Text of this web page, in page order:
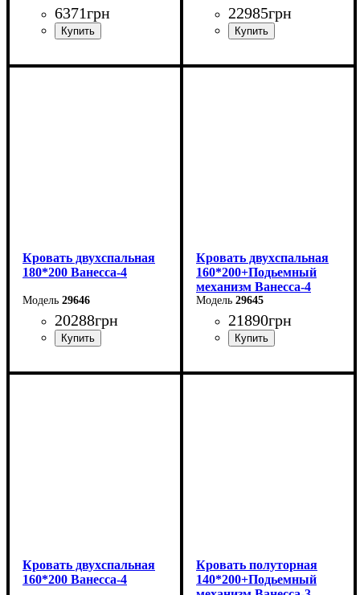
6371грн 22985грн
Ширина: 226 см
Кровать двухспальная
180*200 Ванесса-4
29646
20288грн
Ширина: 226 см
Кровать двухспальная
160*200+Подьемный
механизм Ванесса-4
29645
21890грн
Ширина: 186 см
Кровать двухспальная
160*200 Ванесса-4
Кровать полуторная
140*200+Подьемный